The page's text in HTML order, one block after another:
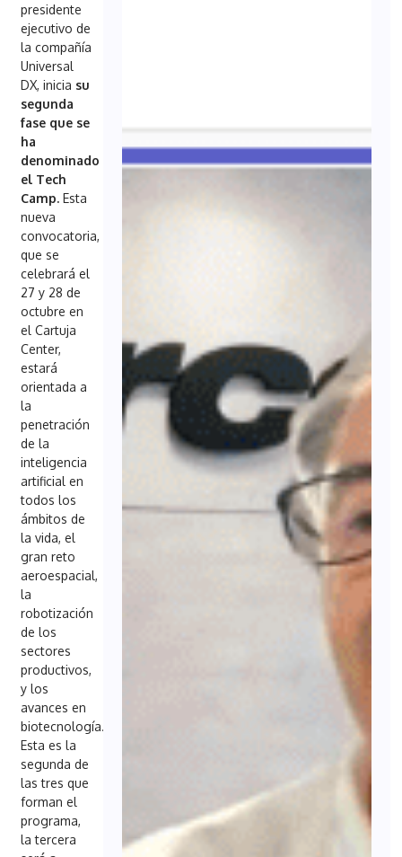
presidente
ejecutivo de
la compañía
Universal
DX, inicia su
segunda
fase que se
ha
denominado
el Tech
Camp. Esta
nueva
convocatoria,
que se
celebrará el
27 y 28 de
octubreen
el Cartuja
Center,
estará
orientada a
la
penetración
de la
inteligencia
artificial en
todos los
ámbitos de
la vida, el
gran reto
aeroespacial,
la
robotización
de los
sectores
productivos,
y los
avances en
biotecnología.
Esta es la
segunda de
las tres que
forman el
programa,
la tercera